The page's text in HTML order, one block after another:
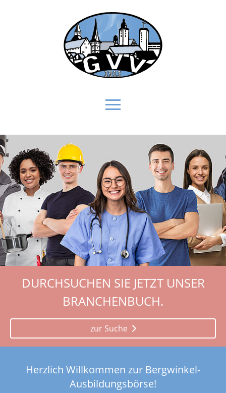
DURCHSUCHEN SIE JETZT UNSER
BRANCHENBUCH.
zur Suche
Herzlich Willkommen zur Bergwinkel-
Ausbildungsbörse!